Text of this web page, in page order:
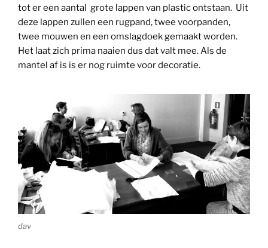
tot er een aantal grote lappen van plastic ontstaan. Uit
deze lappen zullen een rugpand, twee voorpanden,
twee mouwen en een omslagdoek gemaakt worden.
Het laat zich prima naaien dus dat valt mee. Als de
mantel af is is er nog ruimte voor decoratie.
dav